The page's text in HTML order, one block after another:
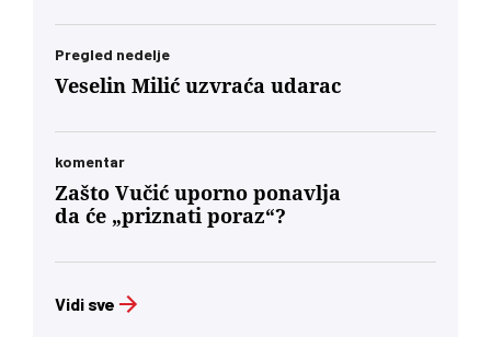
Pregled nedelje
Veselin Milić uzvraća udarac
komentar
Zašto Vučić uporno ponavlja
da će „priznati poraz“?
Vidi sve